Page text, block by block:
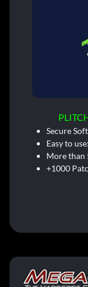
Secure
Easy to
More than
+1000